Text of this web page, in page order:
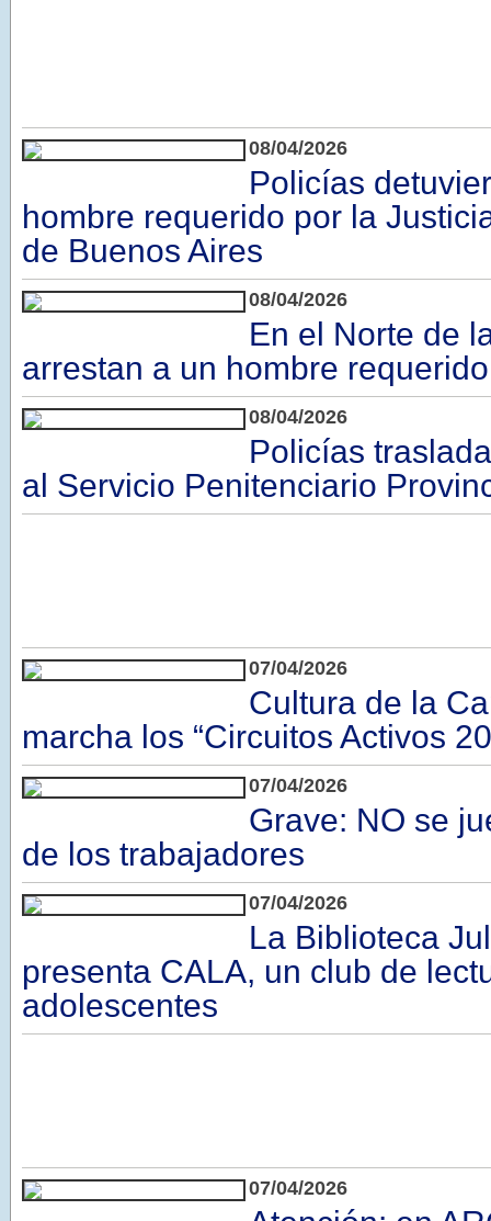
08/04/2026
Policías
hombre requerido por la
de Buenos Aires
08/04/2026
En el Norte de
arrestan a un hombre
08/04/2026
Policías
al Servicio Penitenciario
07/04/2026
Cultura de la
marcha los “Circuitos Activos
07/04/2026
Grave: NO se
de los trabajadores
07/04/2026
La Biblioteca
presenta CALA, un club de
adolescentes
07/04/2026